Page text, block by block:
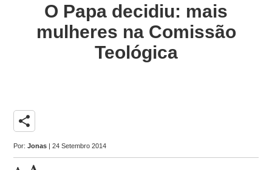
O Papa decidiu: mais
mulheres na Comissão
Teológica
share
Por:Jonas | 24 Setembro 2014